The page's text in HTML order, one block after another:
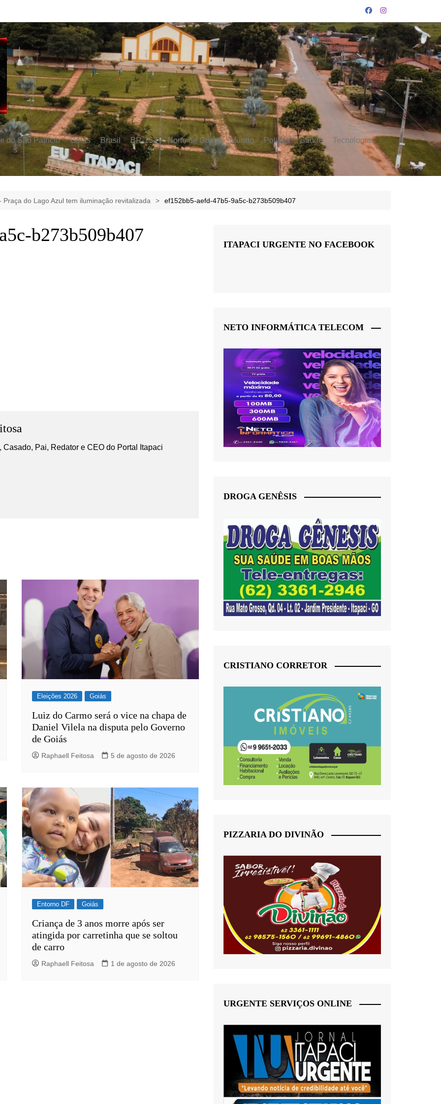
do São Patrício Goiás Brasil BR-153 Norte de Goiás Mundo Politica Saúde Tecnologia
Praça do Lago Azul tem iluminação revitalizada ef152bb5-aefd-47b5-9a5c-b273b509b407
b273b509b407
Casado, Pai, Redator e CEO do Portal Itapaci
Eleições 2026 Goiás
Luiz do Carmo será o vice na chapa de
Daniel Vilela na disputa pelo Governo
de Goiás
Raphaell Feitosa 5 de agosto de 2026
Entorno DF Goiás
Criança de 3 anos morre após ser
atingida por carretinha que se soltou
de carro
Raphaell Feitosa 1 de agosto de 2026
ITAPACI URGENTE NO FACEBOOK
NETO INFORMÁTICA TELECOM
DROGA GENÊSIS
CRISTIANO CORRETOR
PIZZARIA DO DIVINÃO
URGENTE SERVIÇOS ONLINE